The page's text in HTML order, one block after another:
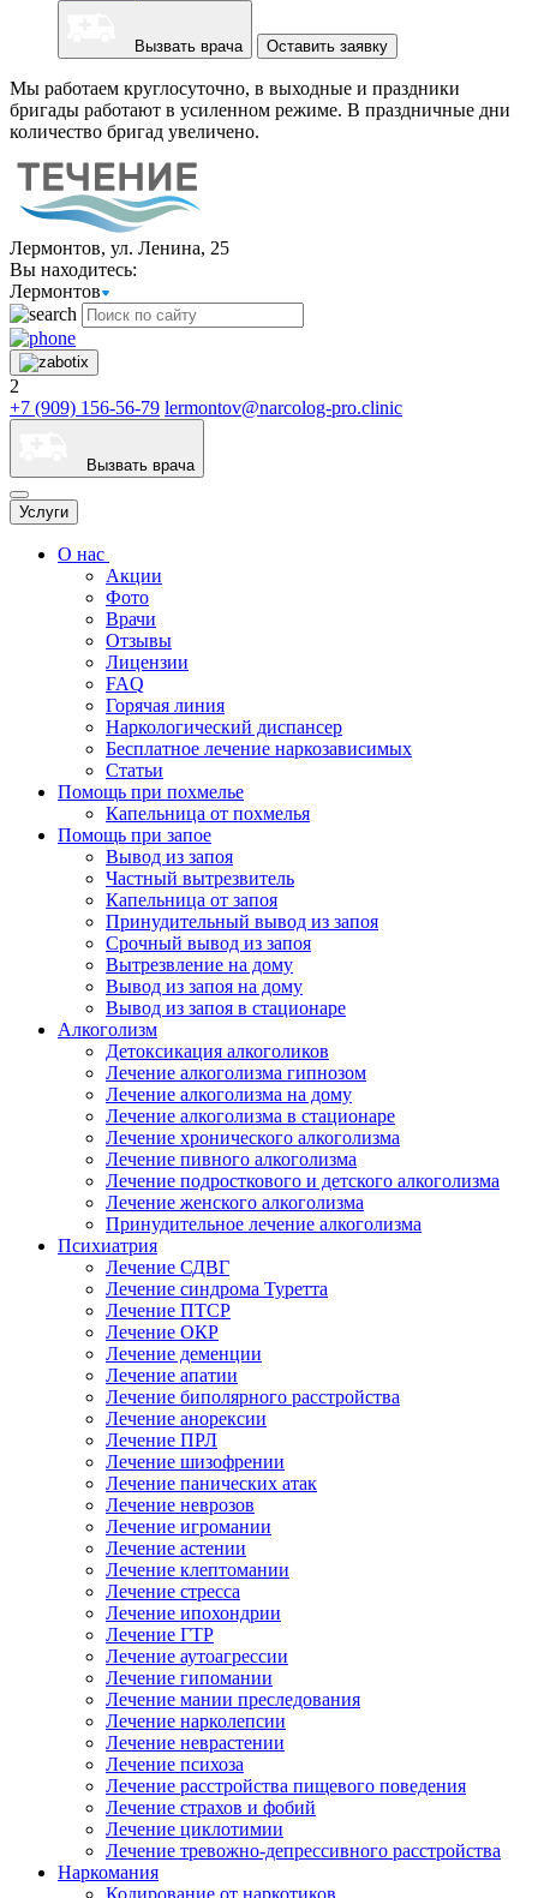
Вызвать врача Оставить заявку
Мы работаем круглосуточно, в выходные и праздники
бригады работают в усиленном режиме. В праздничные дни
количество бригад увеличено.
Лермонтов, ул. Ленина, 25
Вы находитесь:
Лермонтов
2
+7 (909) 156-56-79 lermontov@narcolog-pro.clinic
Вызвать врача
Услуги
О нас
Акции
Фото
Врачи
Отзывы
Лицензии
FAQ
Горячая линия
Наркологический диспансер
Бесплатное лечение наркозависимых
Статьи
Помощь при похмелье
Капельница от похмелья
Помощь при запое
Вывод из запоя
Частный вытрезвитель
Капельница от запоя
Принудительный вывод из запоя
Срочный вывод из запоя
Вытрезвление на дому
Вывод из запоя на дому
Вывод из запоя в стационаре
Алкоголизм
Детоксикация алкоголиков
Лечение алкоголизма гипнозом
Лечение алкоголизма на дому
Лечение алкоголизма в стационаре
Лечение хронического алкоголизма
Лечение пивного алкоголизма
Лечение подросткового и детского алкоголизма
Лечение женского алкоголизма
Принудительное лечение алкоголизма
Психиатрия
Лечение СДВГ
Лечение синдрома Туретта
Лечение ПТСР
Лечение ОКР
Лечение деменции
Лечение апатии
Лечение биполярного расстройства
Лечение анорексии
Лечение ПРЛ
Лечение шизофрении
Лечение панических атак
Лечение неврозов
Лечение игромании
Лечение астении
Лечение клептомании
Лечение стресса
Лечение ипохондрии
Лечение ГТР
Лечение аутоагрессии
Лечение гипомании
Лечение мании преследования
Лечение нарколепсии
Лечение неврастении
Лечение психоза
Лечение расстройства пищевого поведения
Лечение страхов и фобий
Лечение циклотимии
Лечение тревожно-депрессивного расстройства
Наркомания
Кодирование от наркотиков